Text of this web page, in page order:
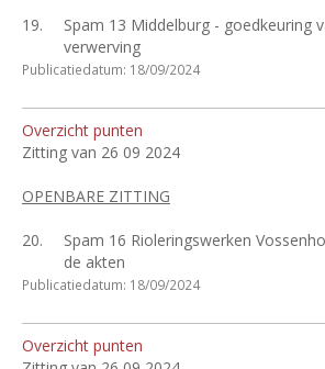
19.
Spam 13 Middelburg - goedkeuring
verwerving
Publicatiedatum: 18/09/2024
Overzicht punten
Zitting van 26 09 2024
OPENBARE ZITTING
20.
Spam 16 Rioleringswerken
de akten
Publicatiedatum: 18/09/2024
Overzicht punten